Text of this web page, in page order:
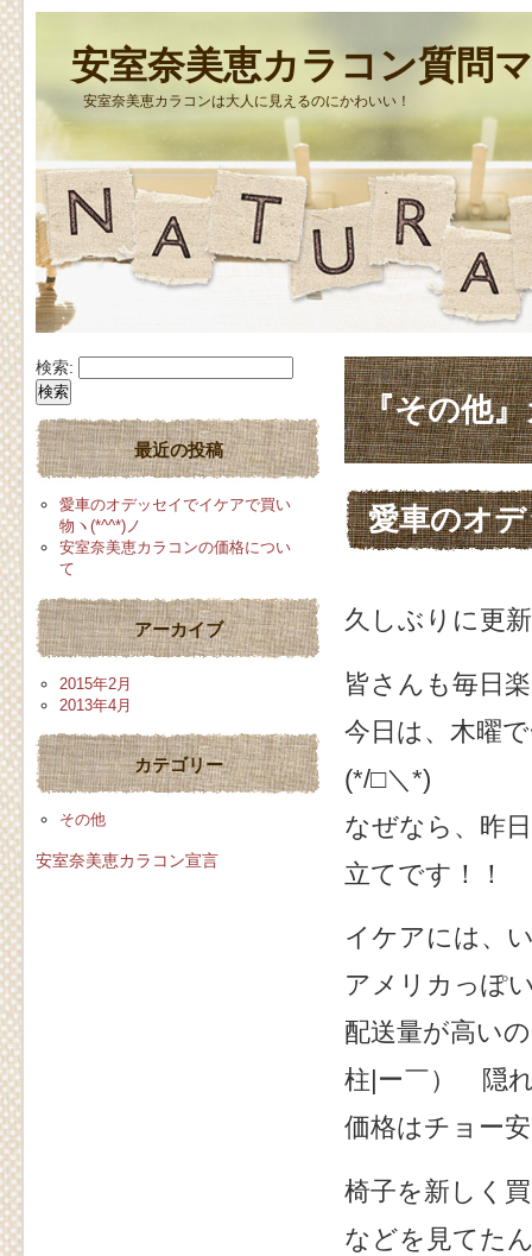
安室奈美恵カラコン質問
安室奈美恵カラコンは大人に見えるのにかわいい！
『その他
愛車のオ
久しぶりに更
皆さんも毎日
今日は、木曜
(*/□＼*)
なぜなら、昨
立てです！！
イケアには、
アメリカっぽ
配送量が高い
柱|ー￣） 隠
価格はチョー
椅子を新しく
などを見てた
検索:
最近の投稿
愛車のオデッセイでイケアで買い
物ヽ(*^^*)ノ
安室奈美恵カラコンの価格につい
て
アーカイブ
2015年2月
2013年4月
カテゴリー
その他
安室奈美恵カラコン宣言